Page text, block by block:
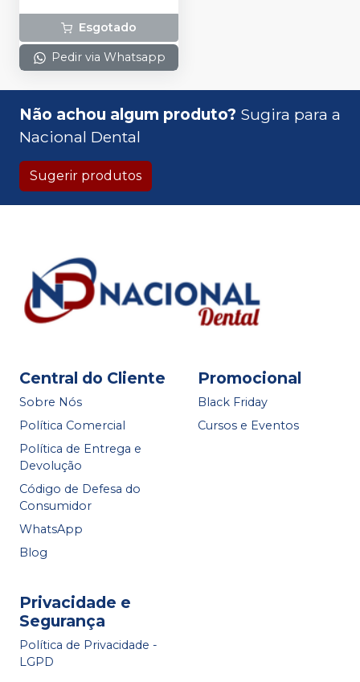
Esgotado
Pedir via Whatsapp
Não achou algum produto? Sugira para a
Nacional Dental
Sugerir produtos
Central do Cliente
Sobre Nós
Política Comercial
Política de Entrega e
Devolução
Código de Defesa do
Consumidor
WhatsApp
Blog
Promocional
Black Friday
Cursos e Eventos
Privacidade e
Segurança
Política de Privacidade -
LGPD